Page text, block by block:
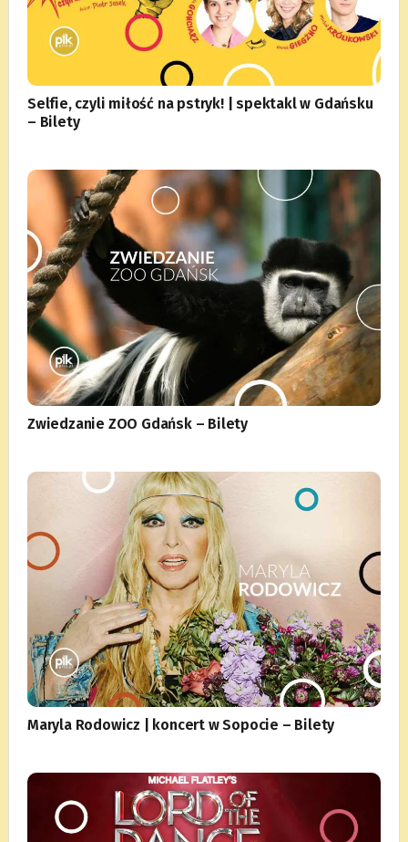
Selfie, czyli miłość na pstryk! | spektakl w Gdańsku
– Bilety
Zwiedzanie ZOO Gdańsk – Bilety
Maryla Rodowicz | koncert w Sopocie – Bilety